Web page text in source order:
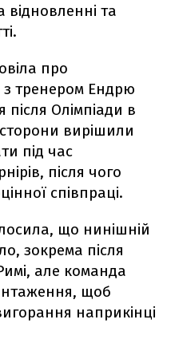
та
про
з тренером Ендрю
після Олімпіади в
вирішили
під час
після чого
співпраці.
що нинішній
зокрема після
але команда
щоб
наприкінці